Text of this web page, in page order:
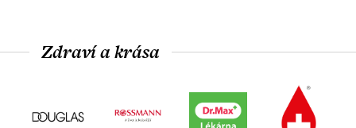
Zdraví a krása